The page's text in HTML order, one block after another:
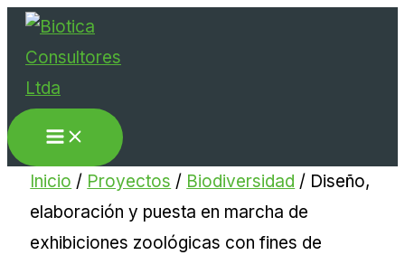
Ir
Inicio / Proyectos / Biodiversidad / Diseño,
elaboración y puesta en marcha de
exhibiciones zoológicas con fines de
Buscar...